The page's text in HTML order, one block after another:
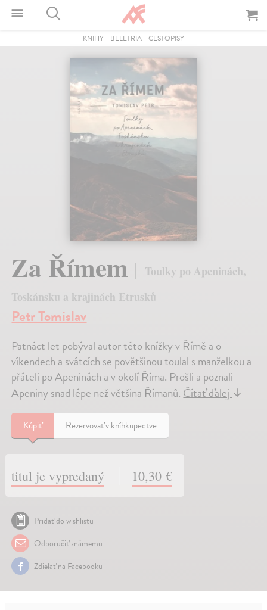
KNIHY - BELETRIA - CESTOPISY
Za Římem
Toulky po Apeninách,
Toskánsku a krajinách Etrusků
Petr Tomislav
Patnáct let pobýval autor této knížky v Římě a o
víkendech a svátcích se povětšinou toulal s manželkou a
přáteli po Apeninách a v okolí Říma. Prošli a poznali
Apeniny snad lépe než většina Římanů.Čítať ďalej↓
Kúpiť Rezervovať v kníhkupectve
titul je vypredaný 10,30 €
Pridať do wishlistu
Odporučiť známemu
Zdielať na Facebooku